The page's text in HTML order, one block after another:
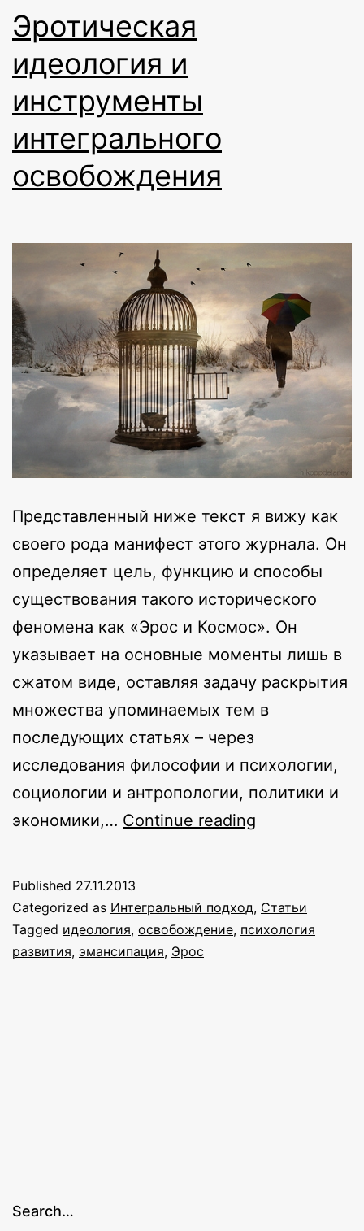
Эротическая
идеология и
инструменты
интегрального
освобождения
Представленный ниже текст я вижу как
своего рода манифест этого журнала. Он
определяет цель, функцию и способы
существования такого исторического
феномена как «Эрос и Космос». Он
указывает на основные моменты лишь в
сжатом виде, оставляя задачу раскрытия
множества упоминаемых тем в
последующих статьях – через
исследования философии и психологии,
социологии и антропологии, политики и
экономики,… Continue reading
инструменты
Published 27.11.2013
Categorized as Интегральный подход, Статьи
Tagged идеология, освобождение, психология
развития, эмансипация, Эрос
Search…